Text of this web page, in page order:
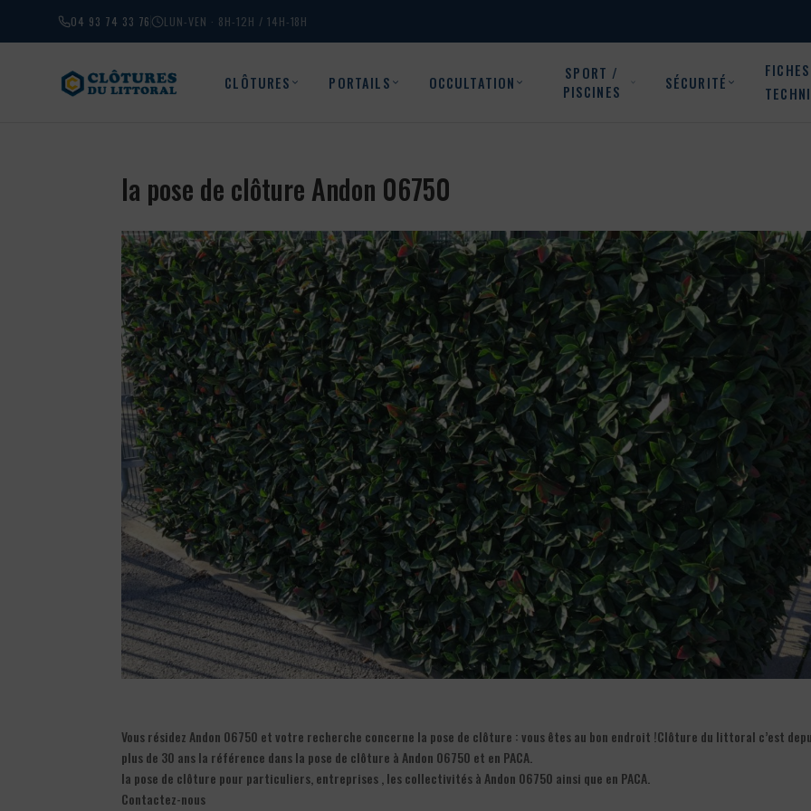
04 93 74 33 76 LUN-VEN · 8H-12H / 14H-18H
CLÔTURES PORTAILS OCCULTATION
SPORT /
PISCINES
SÉCURITÉ
FICHES
la pose de clôture Andon 06750
Vous résidez Andon 06750 et votre recherche concerne la pose de clôture : vous êtes au bon endroit !Clôture du littoral c’est
plus de 30 ans la référence dans la pose de clôture à Andon 06750 et en PACA.
la pose de clôture pour particuliers, entreprises , les collectivités à Andon 06750 ainsi que en PACA.
Contactez-nous